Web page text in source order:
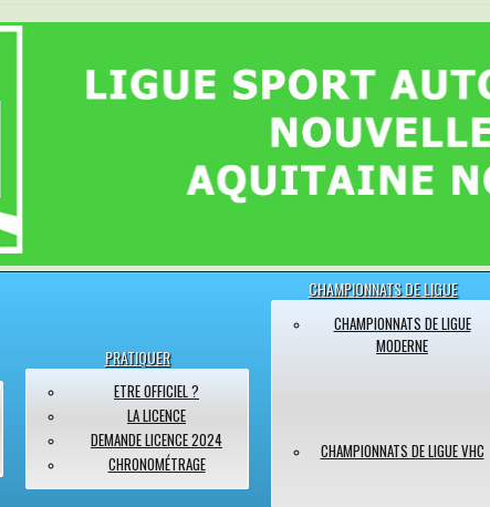
PRATIQUER
ETRE OFFICIEL ?
LA LICENCE
DEMANDE LICENCE 2024
CHRONOMÉTRAGE
CHAMPIONNATS DE LIGUE
CHAMPIONNATS DE LIGUE
MODERNE
CHAMPIONNATS DE LIGUE VHC